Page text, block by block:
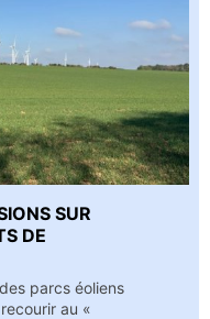
SUR
DE
parcs éoliens
au «